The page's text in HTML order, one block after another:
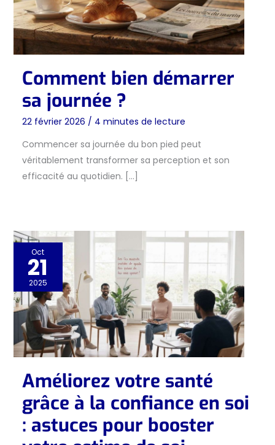
Comment bien démarrer
sa journée ?
22 février 2026 / 4 minutes de lecture
Commencer sa journée du bon pied peut
véritablement transformer sa perception et son
efficacité au quotidien. […]
Oct
21
2025
Améliorez votre santé
grâce à la confiance en soi
: astuces pour booster